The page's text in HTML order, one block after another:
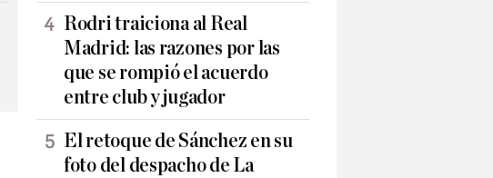
Rodri traiciona al Real
Madrid: las razones por las
que se rompió el acuerdo
entre club y jugador
El retoque de Sánchez en su
foto del despacho de La